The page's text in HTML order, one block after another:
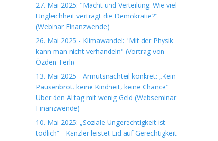
27. Mai 2025: "Macht und Verteilung: Wie viel
Ungleichheit verträgt die Demokratie?"
(Webinar Finanzwende)
26. Mai 2025 - Klimawandel: "Mit der Physik
kann man nicht verhandeln" (Vortrag von
Özden Terli)
13. Mai 2025 - Armutsnachteil konkret: „Kein
Pausenbrot, keine Kindheit, keine Chance" -
Über den Alltag mit wenig Geld (Webseminar
Finanzwende)
10. Mai 2025: „Soziale Ungerechtigkeit ist
tödlich“ - Kanzler leistet Eid auf Gerechtigkeit